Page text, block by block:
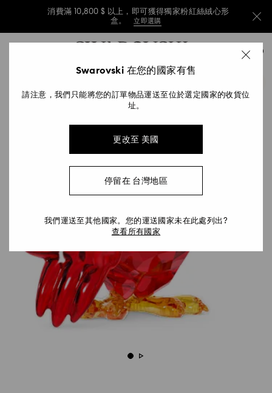
消費滿 10,800 $ 以上，即可獲得獨家粉紅絲絨心形
盒。
立即選購
消費滿 10,800 $ 以上，即可獲得獨家粉紅絲絨心形
消費滿 10,800 $ 以上，即可獲得獨家粉紅絲絨心形
Swarovski 在您的國家有售
請注意，我們只能將您的訂單物品運送至位於選定國家的收貨位
址。
更改至 美國
停留在 台灣地區
我們運送至其他國家。您的運送國家未在此處列出?
查看所有國家